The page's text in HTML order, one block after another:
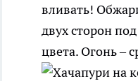
вливать!
двух сторон
цвета. Огонь –